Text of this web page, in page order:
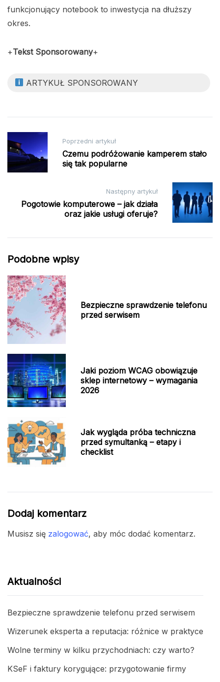
funkcjonujący notebook to inwestycja na dłuższy
okres.
+Tekst Sponsorowany+
ARTYKUŁ SPONSOROWANY
Nawigacja
wpisu
Poprzedni artykuł
Czemu podróżowanie kamperem stało
się tak popularne
Następny artykuł
Pogotowie komputerowe – jak działa
oraz jakie usługi oferuje?
Podobne wpisy
Bezpieczne sprawdzenie telefonu
przed serwisem
Jaki poziom WCAG obowiązuje
sklep internetowy – wymagania
2026
Jak wygląda próba techniczna
przed symultanką – etapy i
checklist
Dodaj komentarz
Musisz się zalogować, aby móc dodać komentarz.
Aktualności
Bezpieczne sprawdzenie telefonu przed serwisem
Wizerunek eksperta a reputacja: różnice w praktyce
Wolne terminy w kilku przychodniach: czy warto?
KSeF i faktury korygujące: przygotowanie firmy